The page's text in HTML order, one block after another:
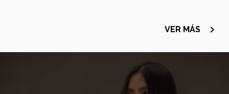
VER MÁS navigate_next